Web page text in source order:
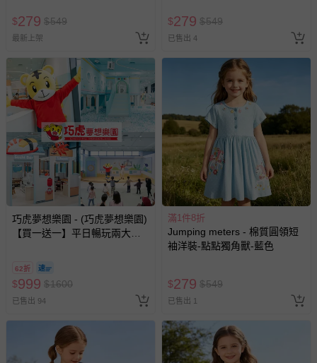
$279 $549
最新上架
$279 $549
已售出 4
巧虎夢想樂園 - (巧虎夢想樂園)
【買一送一】平日暢玩兩大一
換，贈送券現場領取)-效期至
2026/10/16 正券逾期視同現金
券使用
62折
$999 $1600
已售出 94
滿1件8折
Jumping meters - 棉質圓領短
袖洋裝-點點獨角獸-藍色
$279 $549
已售出 1